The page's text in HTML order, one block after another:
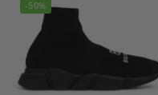
-50%